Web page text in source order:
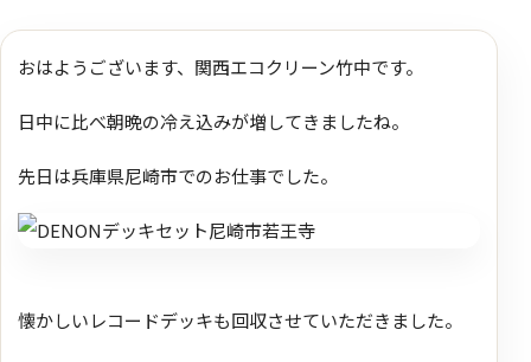
おはようございます、関西エコクリーン竹中です。
日中に比べ朝晩の冷え込みが増してきましたね。
先日は兵庫県尼崎市でのお仕事でした。
懐かしいレコードデッキも回収させていただきました。